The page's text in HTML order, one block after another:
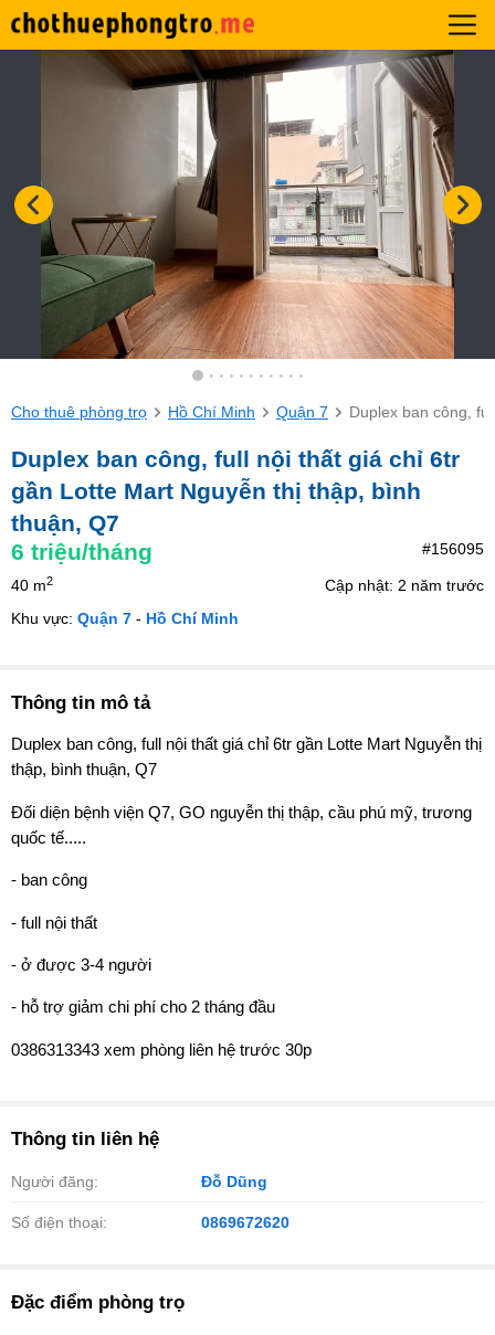
Cho thuê phòng trọ Hồ Chí Minh Quận 7 Duplex ban công,
Duplex ban công, full nội thất giá chỉ 6tr
gần Lotte Mart Nguyễn thị thập, bình
thuận, Q7
6 triệu/tháng #156095
40 m2
Cập nhật: 2 năm trước
Khu vực: Quận 7 - Hồ Chí Minh
Thông tin mô tả
Duplex ban công, full nội thất giá chỉ 6tr gần Lotte Mart Nguyễn thị
thập, bình thuận, Q7
Đối diện bệnh viện Q7, GO nguyễn thị thập, cầu phú mỹ, trương
quốc tế.....
- ban công
- full nội thất
- ở được 3-4 người
- hỗ trợ giảm chi phí cho 2 tháng đầu
0386313343 xem phòng liên hệ trước 30p
Thông tin liên hệ
Người đăng: Đỗ Dũng
Số điện thoại: 0869672620
Đặc điểm phòng trọ